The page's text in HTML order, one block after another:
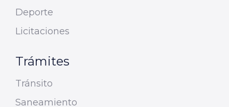
Deporte
Licitaciones
Trámites
Tránsito
Saneamiento